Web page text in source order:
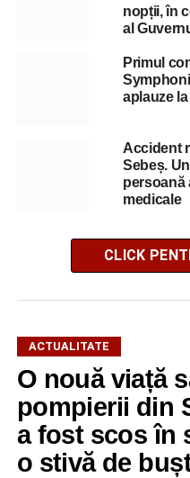
nopții, în
al
Primul
aplauze
Accident
Sebeș.
persoană
medicale
CLICK
ACTUALITATE
O nouă viață
pompierii din
a fost scos în
o stivă de